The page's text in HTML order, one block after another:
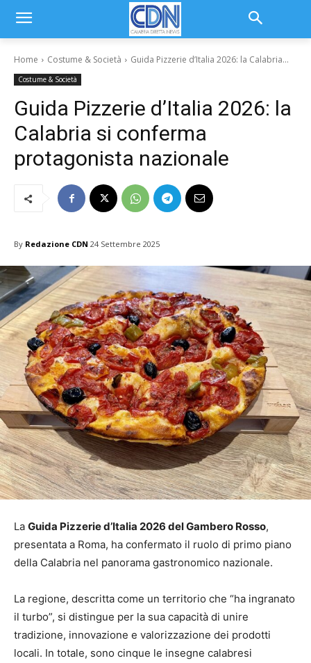
Home Costume & Società Guida Pizzerie d’Italia 2026: la Calabria...
Costume & Società
Guida Pizzerie d’Italia 2026: la
Calabria si conferma
protagonista nazionale
By Redazione CDN 24 Settembre 2025
La Guida Pizzerie d’Italia 2026 del Gambero Rosso,
presentata a Roma, ha confermato il ruolo di primo piano
della Calabria nel panorama gastronomico nazionale.
La regione, descritta come un territorio che “ha ingranato
il turbo”, si distingue per la sua capacità di unire
tradizione, innovazione e valorizzazione dei prodotti
locali. In totale, sono cinque le insegne calabresi